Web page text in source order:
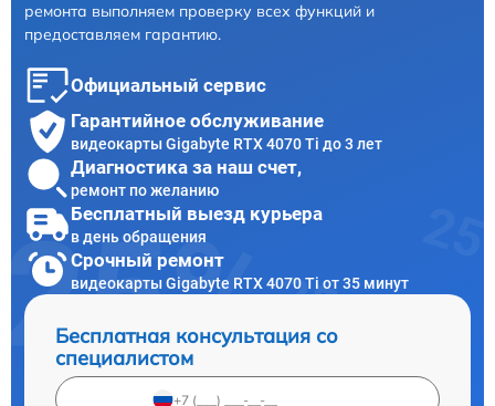
ремонта выполняем проверку всех функций и
предоставляем гарантию.
Официальный сервис
Гарантийное обслуживание
видеокарты Gigabyte RTX 4070 Ti до 3 лет
Диагностика за наш счет,
ремонт по желанию
Бесплатный выезд курьера
в день обращения
Срочный ремонт
видеокарты Gigabyte RTX 4070 Ti от 35 минут
Бесплатная консультация со
специалистом